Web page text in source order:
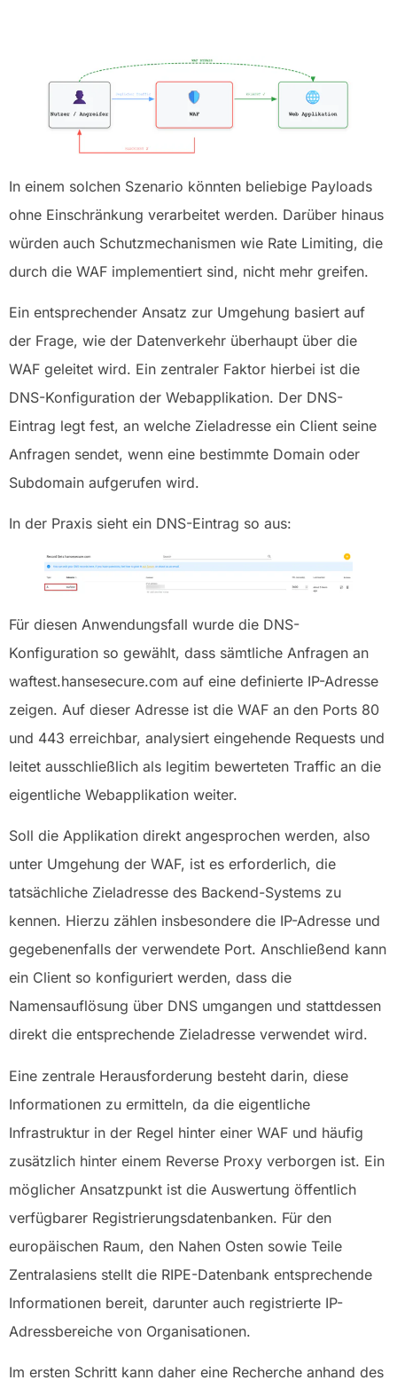
In einem solchen Szenario könnten beliebige Payloads
ohne Einschränkung verarbeitet werden. Darüber hinaus
würden auch Schutzmechanismen wie Rate Limiting, die
durch die WAF implementiert sind, nicht mehr greifen.
Ein entsprechender Ansatz zur Umgehung basiert auf
der Frage, wie der Datenverkehr überhaupt über die
WAF geleitet wird. Ein zentraler Faktor hierbei ist die
DNS-Konfiguration der Webapplikation. Der DNS-
Eintrag legt fest, an welche Zieladresse ein Client seine
Anfragen sendet, wenn eine bestimmte Domain oder
Subdomain aufgerufen wird.
In der Praxis sieht ein DNS-Eintrag so aus:
Für diesen Anwendungsfall wurde die DNS-
Konfiguration so gewählt, dass sämtliche Anfragen an
waftest.hansesecure.com auf eine definierte IP-Adresse
zeigen. Auf dieser Adresse ist die WAF an den Ports 80
und 443 erreichbar, analysiert eingehende Requests und
leitet ausschließlich als legitim bewerteten Traffic an die
eigentliche Webapplikation weiter.
Soll die Applikation direkt angesprochen werden, also
unter Umgehung der WAF, ist es erforderlich, die
tatsächliche Zieladresse des Backend-Systems zu
kennen. Hierzu zählen insbesondere die IP-Adresse und
gegebenenfalls der verwendete Port. Anschließend kann
ein Client so konfiguriert werden, dass die
Namensauflösung über DNS umgangen und stattdessen
direkt die entsprechende Zieladresse verwendet wird.
Eine zentrale Herausforderung besteht darin, diese
Informationen zu ermitteln, da die eigentliche
Infrastruktur in der Regel hinter einer WAF und häufig
zusätzlich hinter einem Reverse Proxy verborgen ist. Ein
möglicher Ansatzpunkt ist die Auswertung öffentlich
verfügbarer Registrierungsdatenbanken. Für den
europäischen Raum, den Nahen Osten sowie Teile
Zentralasiens stellt die RIPE-Datenbank entsprechende
Informationen bereit, darunter auch registrierte IP-
Adressbereiche von Organisationen.
Im ersten Schritt kann daher eine Recherche anhand des